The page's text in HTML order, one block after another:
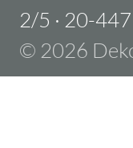
2/5 · 20-
© 2026